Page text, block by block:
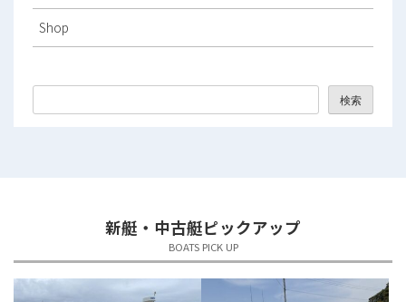
2025年11月
2025年10月
2025年9月
2025年4月
Shop
検索
新艇・中古艇ピックアップ
BOATS PICK UP